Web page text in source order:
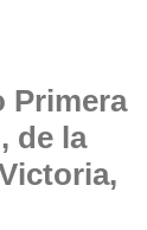
Primera
de la